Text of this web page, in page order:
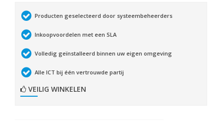
Producten geselecteerd door systeembeheerders
Inkoopvoordelen met een SLA
Volledig geïnstalleerd binnen uw eigen omgeving
Alle ICT bij één vertrouwde partij
VEILIG WINKELEN